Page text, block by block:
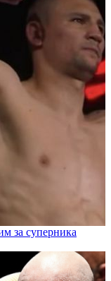
за суперника